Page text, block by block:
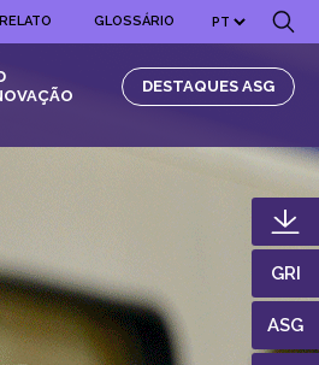
RELATO GLOSSÁRIO
DESTAQUES ASG
GRI
ASG